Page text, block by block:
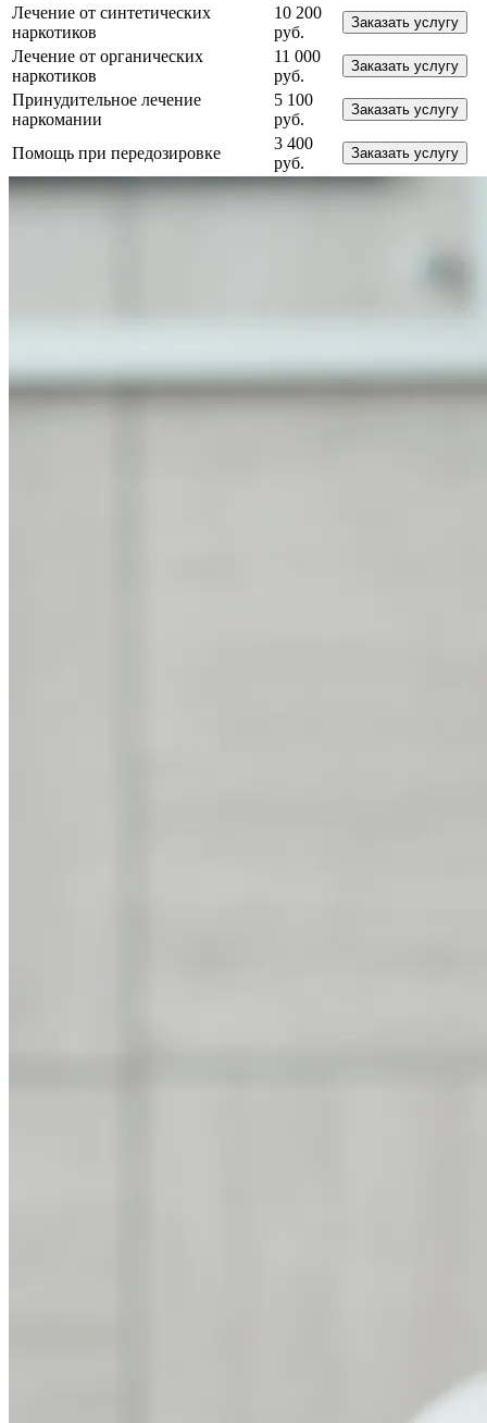
Лечение от синтетических
наркотиков
10 200
руб.
Заказать услугу
Лечение от органических
наркотиков
11 000
руб.
Заказать услугу
Принудительное лечение
наркомании
5 100
руб.
Заказать услугу
Помощь при передозировке
3 400
руб.
Заказать услугу